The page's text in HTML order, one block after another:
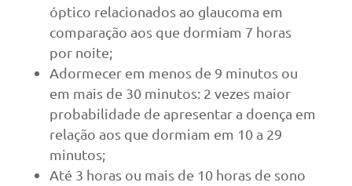
óptico relacionados ao glaucoma em
comparação aos que dormiam 7 horas
por noite;
Adormecer em menos de 9 minutos ou
em mais de 30 minutos: 2 vezes maior
probabilidade de apresentar a doença em
relação aos que dormiam em 10 a 29
minutos;
Até 3 horas ou mais de 10 horas de sono